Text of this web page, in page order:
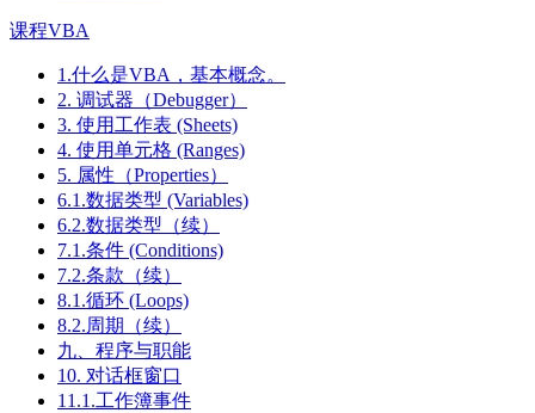
课程VBA
1.什么是VBA，基本概念。
2. 调试器（Debugger）
3. 使用工作表 (Sheets)
4. 使用单元格 (Ranges)
5. 属性（Properties）
6.1.数据类型 (Variables)
6.2.数据类型（续）
7.1.条件 (Conditions)
7.2.条款（续）
8.1.循环 (Loops)
8.2.周期（续）
九、程序与职能
10. 对话框窗口
11.1.工作簿事件